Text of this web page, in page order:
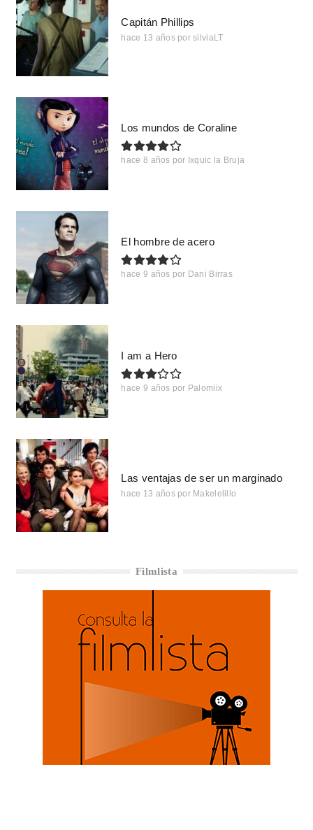
Capitán Phillips
hace 13 años por silviaLT
Los mundos de Coraline
hace 8 años por Ixquic la Bruja
El hombre de acero
hace 9 años por Dani Birras
I am a Hero
hace 9 años por Palomiix
Las ventajas de ser un marginado
hace 13 años por Makelelillo
Filmlista